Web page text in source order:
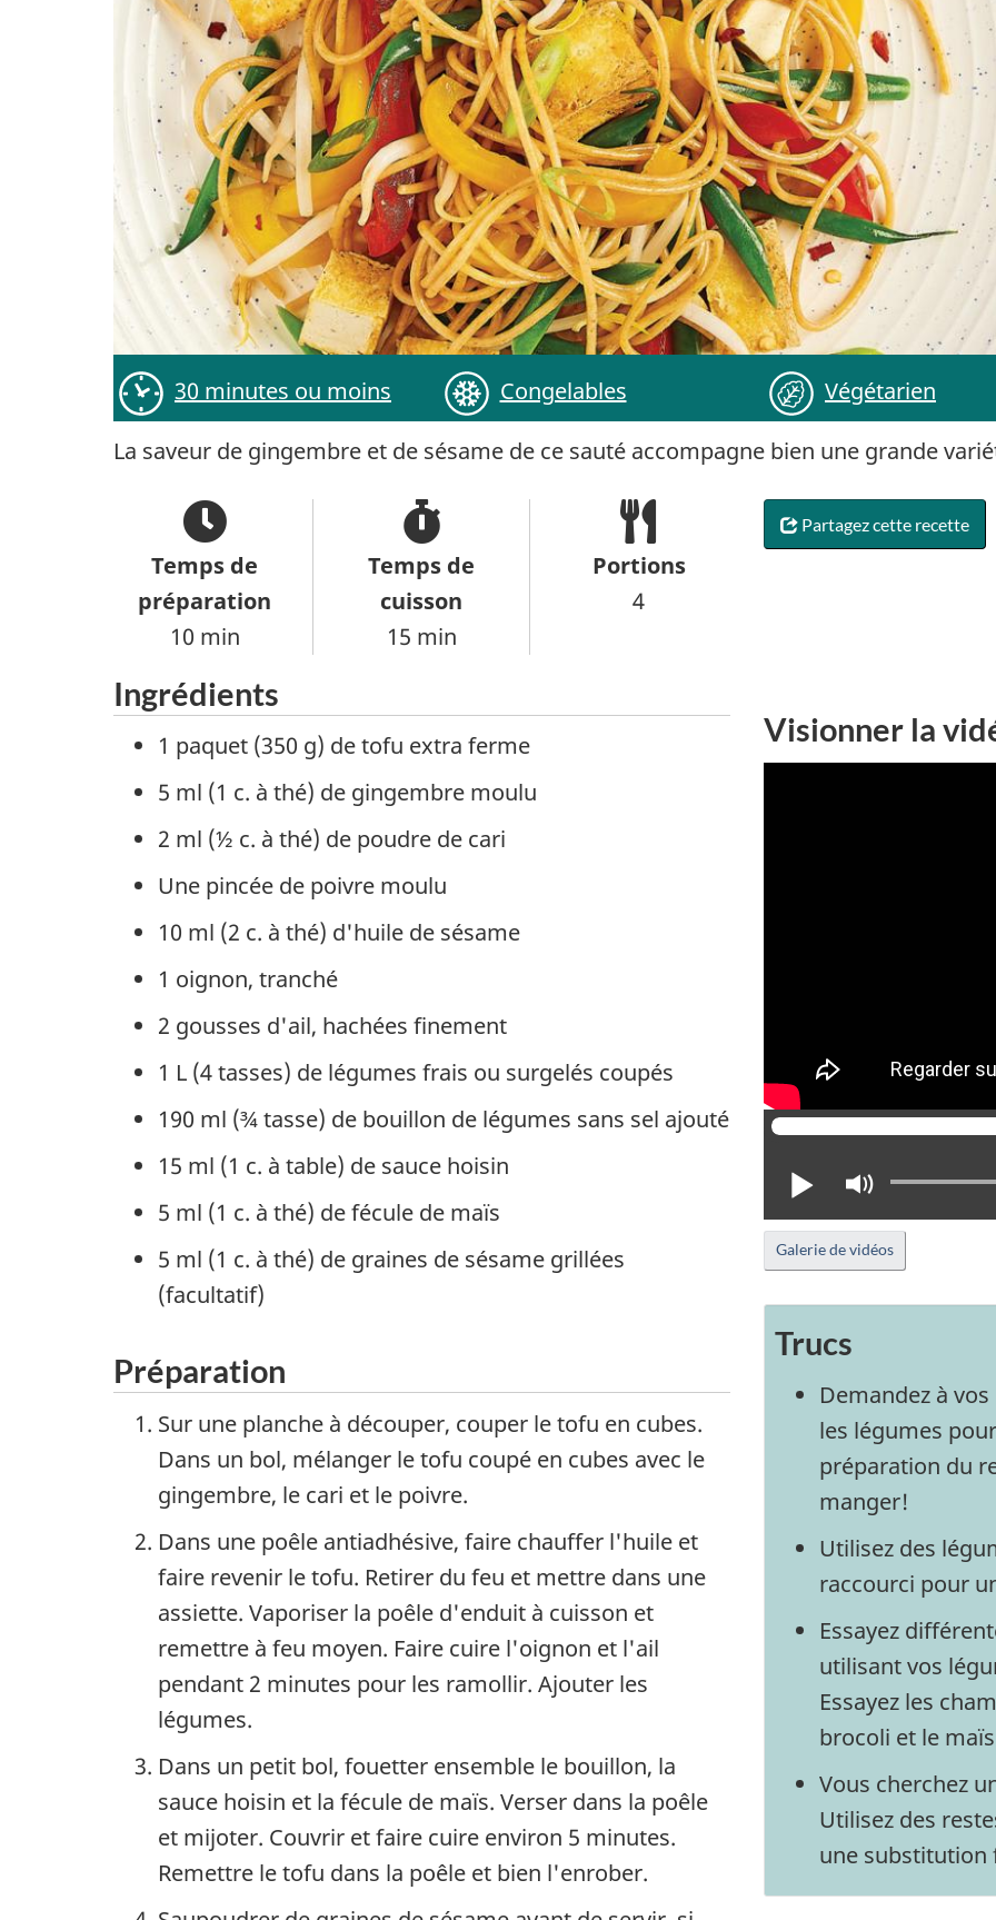
30 minutes ou moins Congelables Végétarien
La saveur de gingembre et de sésame de ce sauté accompagne bien une grande
Temps de
préparation
10 min
Temps de
cuisson
15 min
Portions
4
Partagez cette recette
Ingrédients
1 paquet (350 g) de tofu extra ferme
5 ml (1 c. à thé) de gingembre moulu
2 ml (½ c. à thé) de poudre de cari
Une pincée de poivre moulu
10 ml (2 c. à thé) d'huile de sésame
1 oignon, tranché
2 gousses d'ail, hachées finement
1 L (4 tasses) de légumes frais ou surgelés coupés
190 ml (¾ tasse) de bouillon de légumes sans sel ajouté
15 ml (1 c. à table) de sauce hoisin
5 ml (1 c. à thé) de fécule de maïs
5 ml (1 c. à thé) de graines de sésame grillées
(facultatif)
Préparation
Sur une planche à découper, couper le tofu en cubes.
Dans un bol, mélanger le tofu coupé en cubes avec le
gingembre, le cari et le poivre.
Dans une poêle antiadhésive, faire chauffer l'huile et
faire revenir le tofu. Retirer du feu et mettre dans une
assiette. Vaporiser la poêle d'enduit à cuisson et
remettre à feu moyen. Faire cuire l'oignon et l'ail
pendant 2 minutes pour les ramollir. Ajouter les
légumes.
Dans un petit bol, fouetter ensemble le bouillon, la
sauce hoisin et la fécule de maïs. Verser dans la poêle
et mijoter. Couvrir et faire cuire environ 5 minutes.
Remettre le tofu dans la poêle et bien l'enrober.
Visionner la
Lire
Activer
le
mode
muet
Galerie de vidéos
Trucs
Demandez à
les légumes
préparation du
manger!
Utilisez des
raccourci pour
Essayez
utilisant vos
Essayez les
brocoli et le
Vous cherchez
Utilisez des
une substitution